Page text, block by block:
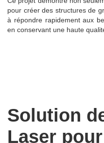
pour créer des structures de
à répondre rapidement aux
en conservant une haute
Solution
Laser